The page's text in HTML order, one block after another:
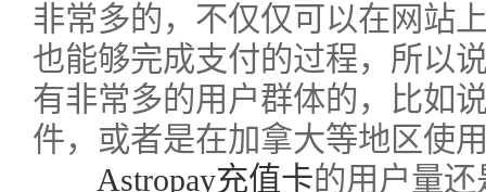
非常多的，不仅仅可以在网站
也能够完成支付的过程，所以
有非常多的用户群体的，比如
件，或者是在加拿大等地区使
Astropay充值卡的用户量